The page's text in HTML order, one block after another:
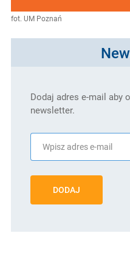
fot. UM Poznań
Dodaj adres e-mail aby
newsletter.
DODAJ